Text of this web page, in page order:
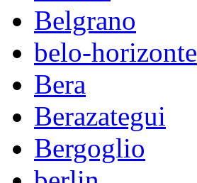
Belgrano
belo-horizonte
Bera
Berazategui
Bergoglio